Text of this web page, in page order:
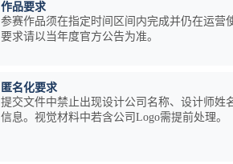
作品要求
参赛作品须在指定时间区间内完成并仍在运营
要求请以当年度官方公告为准。
匿名化要求
提交文件中禁止出现设计公司名称、设计师姓
信息。视觉材料中若含公司Logo需提前处理。